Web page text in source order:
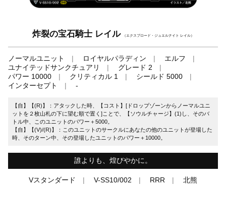
炸裂の宝石騎士 レイル （エクスプロード・ジュエルナイト レイル）
ノーマルユニット ロイヤルパラディン
エルフ
ユナイテッドサンクチュアリ
グレード 2
パワー 10000
クリティカル 1
シールド 5000
インターセプト
-
【自】【(R)】：アタックした時、【コスト】[ドロップゾーンからノーマルユニ
ットを２枚山札の下に望む順で置く]ことで、【ソウルチャージ】(1)し、そのバ
トル中、このユニットのパワー＋5000。
【自】【(V)/(R)】：このユニットのサークルにあなたの他のユニットが登場した
時、そのターン中、その登場したユニットのパワー＋10000。
誰よりも、煌びやかに。
Vスタンダード V-SS10/002 RRR 北熊